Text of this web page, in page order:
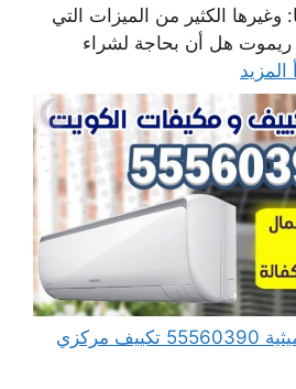
وغيرها الكثير من الميزات التي
ريموت هل أن بحاجة لشراء
المزيد
فني تكييف وتبريد الرميثية 55560390 تكييف مركزي